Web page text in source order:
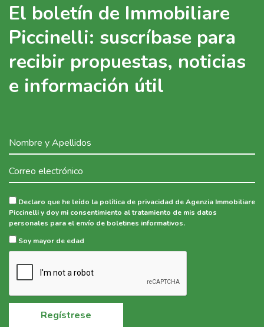
El boletín de Immobiliare
Piccinelli: suscríbase para
recibir propuestas, noticias
e información útil
Declaro que he leído la política de privacidad de Agenzia Immobiliare
Piccinelli y doy mi consentimiento al tratamiento de mis datos
personales para el envío de boletines informativos.
Soy mayor de edad
Regístrese